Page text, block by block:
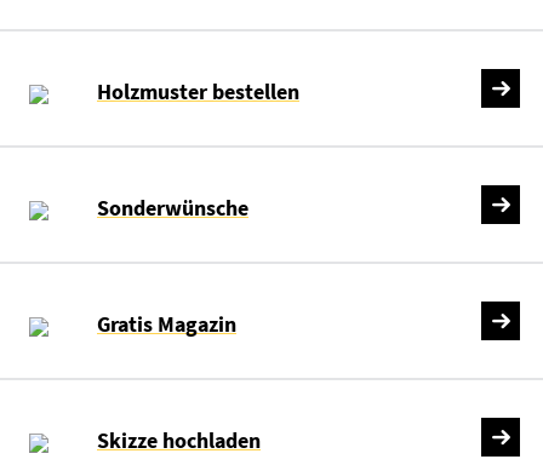
Holzmuster bestellen
Sonderwünsche
Gratis Magazin
Skizze hochladen